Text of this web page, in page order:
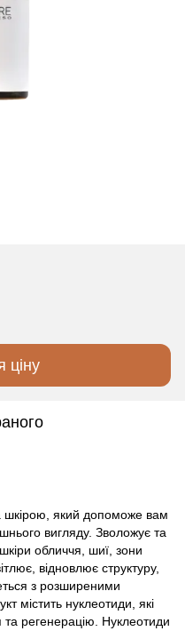
ціну
шкірою, який допоможе вам
вигляду. Зволожує та
обличчя, шиї, зони
відновлює структуру,
з розширеними
містить нуклеотиди, які
регенерацію. Нуклеотиди